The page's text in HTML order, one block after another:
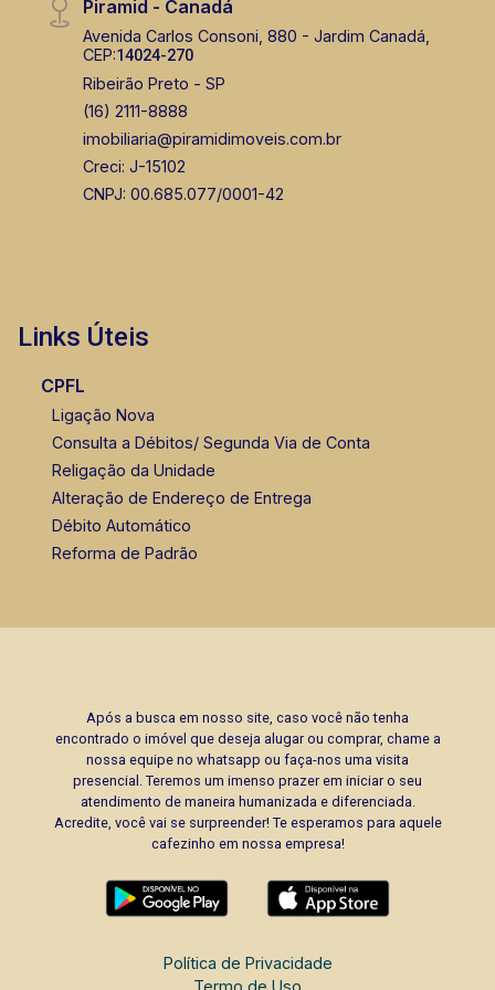
Piramid - Canadá
Avenida Carlos Consoni, 880 - Jardim Canadá,
CEP:14024-270
Ribeirão Preto - SP
(16) 2111-8888
imobiliaria@piramidimoveis.com.br
Creci: J-15102
CNPJ: 00.685.077/0001-42
Links Úteis
CPFL
Ligação Nova
Consulta a Débitos/ Segunda Via de Conta
Religação da Unidade
Alteração de Endereço de Entrega
Débito Automático
Reforma de Padrão
Após a busca em nosso site, caso você não tenha
encontrado o imóvel que deseja alugar ou comprar, chame a
nossa equipe no whatsapp ou faça-nos uma visita
presencial. Teremos um imenso prazer em iniciar o seu
atendimento de maneira humanizada e diferenciada.
Acredite, você vai se surpreender! Te esperamos para aquele
cafezinho em nossa empresa!
Política de Privacidade